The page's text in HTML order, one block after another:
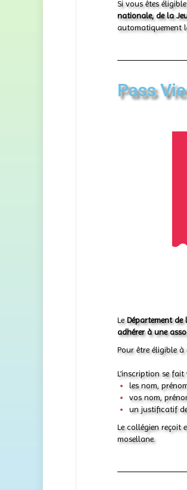
Si vous êtes
nationale, de la
automatiquement
Pass
LeDépartement de
adhérer à une
Pour être éligible
L’inscription se
les nom,
vos nom,
un justificatif
Le collégien reçoit
mosellane.